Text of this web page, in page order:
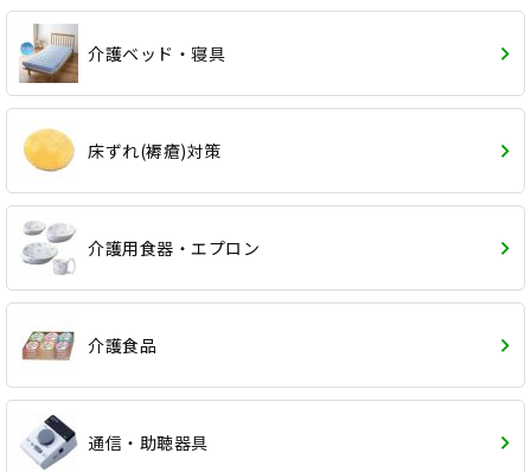
介護ベッド・寝具
床ずれ(褥瘡)対策
介護用食器・エプロン
介護食品
通信・助聴器具